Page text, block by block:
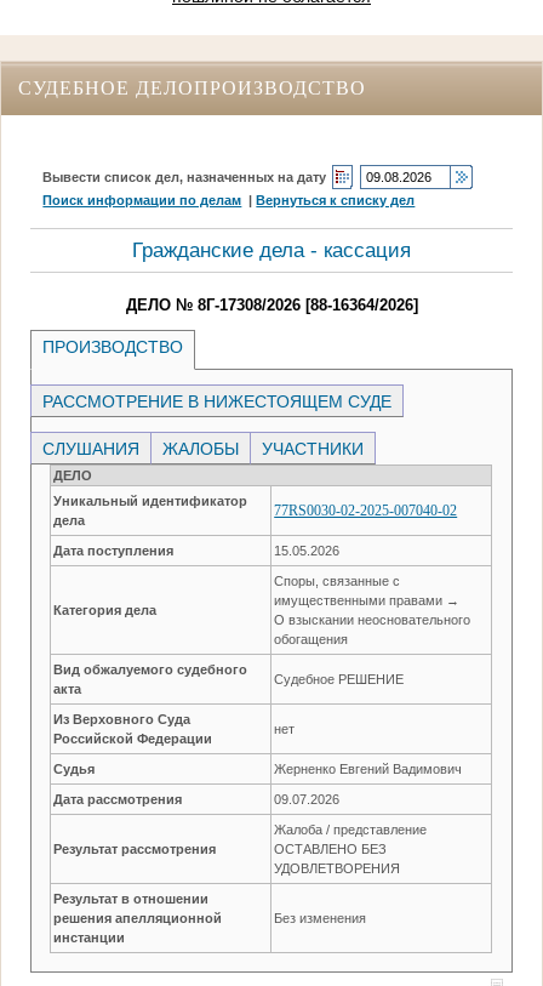
СУДЕБНОЕ ДЕЛОПРОИЗВОДСТВО
Вывести список дел, назначенных на дату
Поиск информации по делам |Вернуться к списку дел
Гражданские дела - кассация
ДЕЛО № 8Г-17308/2026 [88-16364/2026]
ПРОИЗВОДСТВО
РАССМОТРЕНИЕ В НИЖЕСТОЯЩЕМ СУДЕ
СЛУШАНИЯ ЖАЛОБЫ УЧАСТНИКИ
ДЕЛО
Уникальный идентификатор
дела
77RS0030-02-2025-007040-02
Дата поступления 15.05.2026
Категория дела
Споры, связанные с
имущественными правами →
О взыскании неосновательного
обогащения
Вид обжалуемого судебного
акта
Судебное РЕШЕНИЕ
Из Верховного Суда
Российской Федерации
нет
Судья Жерненко Евгений Вадимович
Дата рассмотрения 09.07.2026
Результат рассмотрения
Жалоба / представление
ОСТАВЛЕНО БЕЗ
УДОВЛЕТВОРЕНИЯ
Результат в отношении
решения апелляционной
инстанции
Без изменения